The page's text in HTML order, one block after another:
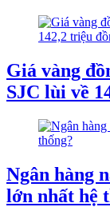
Giá vàng
SJC lùi về
Ngân hàng
lớn nhất hệ